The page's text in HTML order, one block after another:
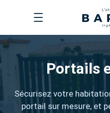
Portails
Sécurisez votre
portail sur mesure, et